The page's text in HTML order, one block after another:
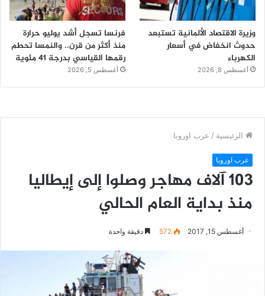
وزيرة الاقتصاد الألمانية تستبعد
حدوث انخفاض في أسعار
الكهرباء
أغسطس 8, 2026
فرنسا تسجل أشد يوليو حرارة
منذ أكثر من قرن.. والنمسا تحطم
رقمها القياسي بدرجة 41 مئوية
أغسطس 5, 2026